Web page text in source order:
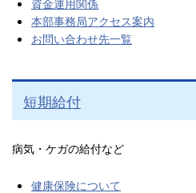
資金運用関係
本部事務局アクセス案内
お問い合わせ先一覧
短期給付
病気・ケガの給付など
健康保険について